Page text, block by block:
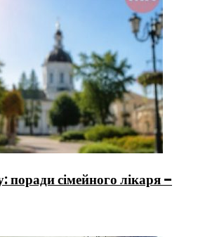
поради сімейного лікаря –